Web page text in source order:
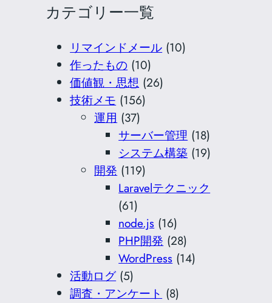
カテゴリー一覧
リマインドメール (10)
作ったもの (10)
価値観・思想 (26)
技術メモ (156)
運用 (37)
サーバー管理 (18)
システム構築 (19)
開発 (119)
Laravelテクニック
(61)
node.js (16)
PHP開発 (28)
WordPress (14)
活動ログ (5)
調査・アンケート (8)